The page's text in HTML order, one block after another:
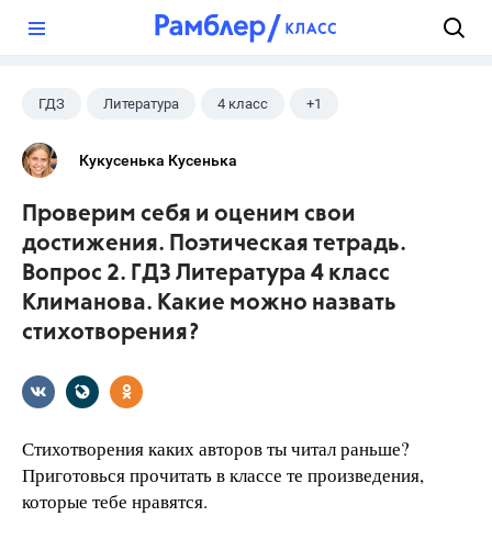
ГДЗ Литература 4 класс +1
Климанова Л.Ф.
Кукусенька Кусенька
Проверим себя и оценим свои
достижения. Поэтическая тетрадь.
Вопрос 2. ГДЗ Литература 4 класс
Климанова. Какие можно назвать
стихотворения?
Стихотворения каких авторов ты читал раньше?
Приготовься прочитать в классе те произведения,
которые тебе нравятся.